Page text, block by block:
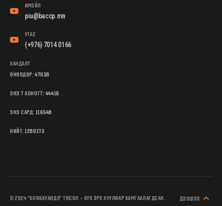
ИМЭЙЛ
piu@baccp.mn
УТАС
(+976) 7014 0166
ХАНДАЛТ
ӨНӨӨДӨР:47038
ЭНЭ 7 ХОНОГТ:44416
ЭНЭ САРД: 116548
НИЙТ:1280173
© 2024 "БОЯБХУАӨДЗ" ТӨСӨЛ • БҮХ ЭРХ ХУУЛИАР ХАМГААЛАГДСАН. ДЭЭШЭЭ